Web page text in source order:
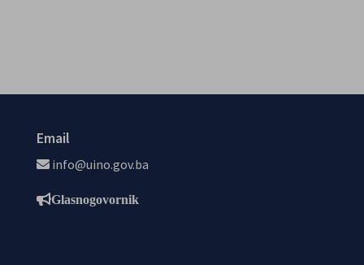
Email
info@uino.gov.ba
Glasnogovornik